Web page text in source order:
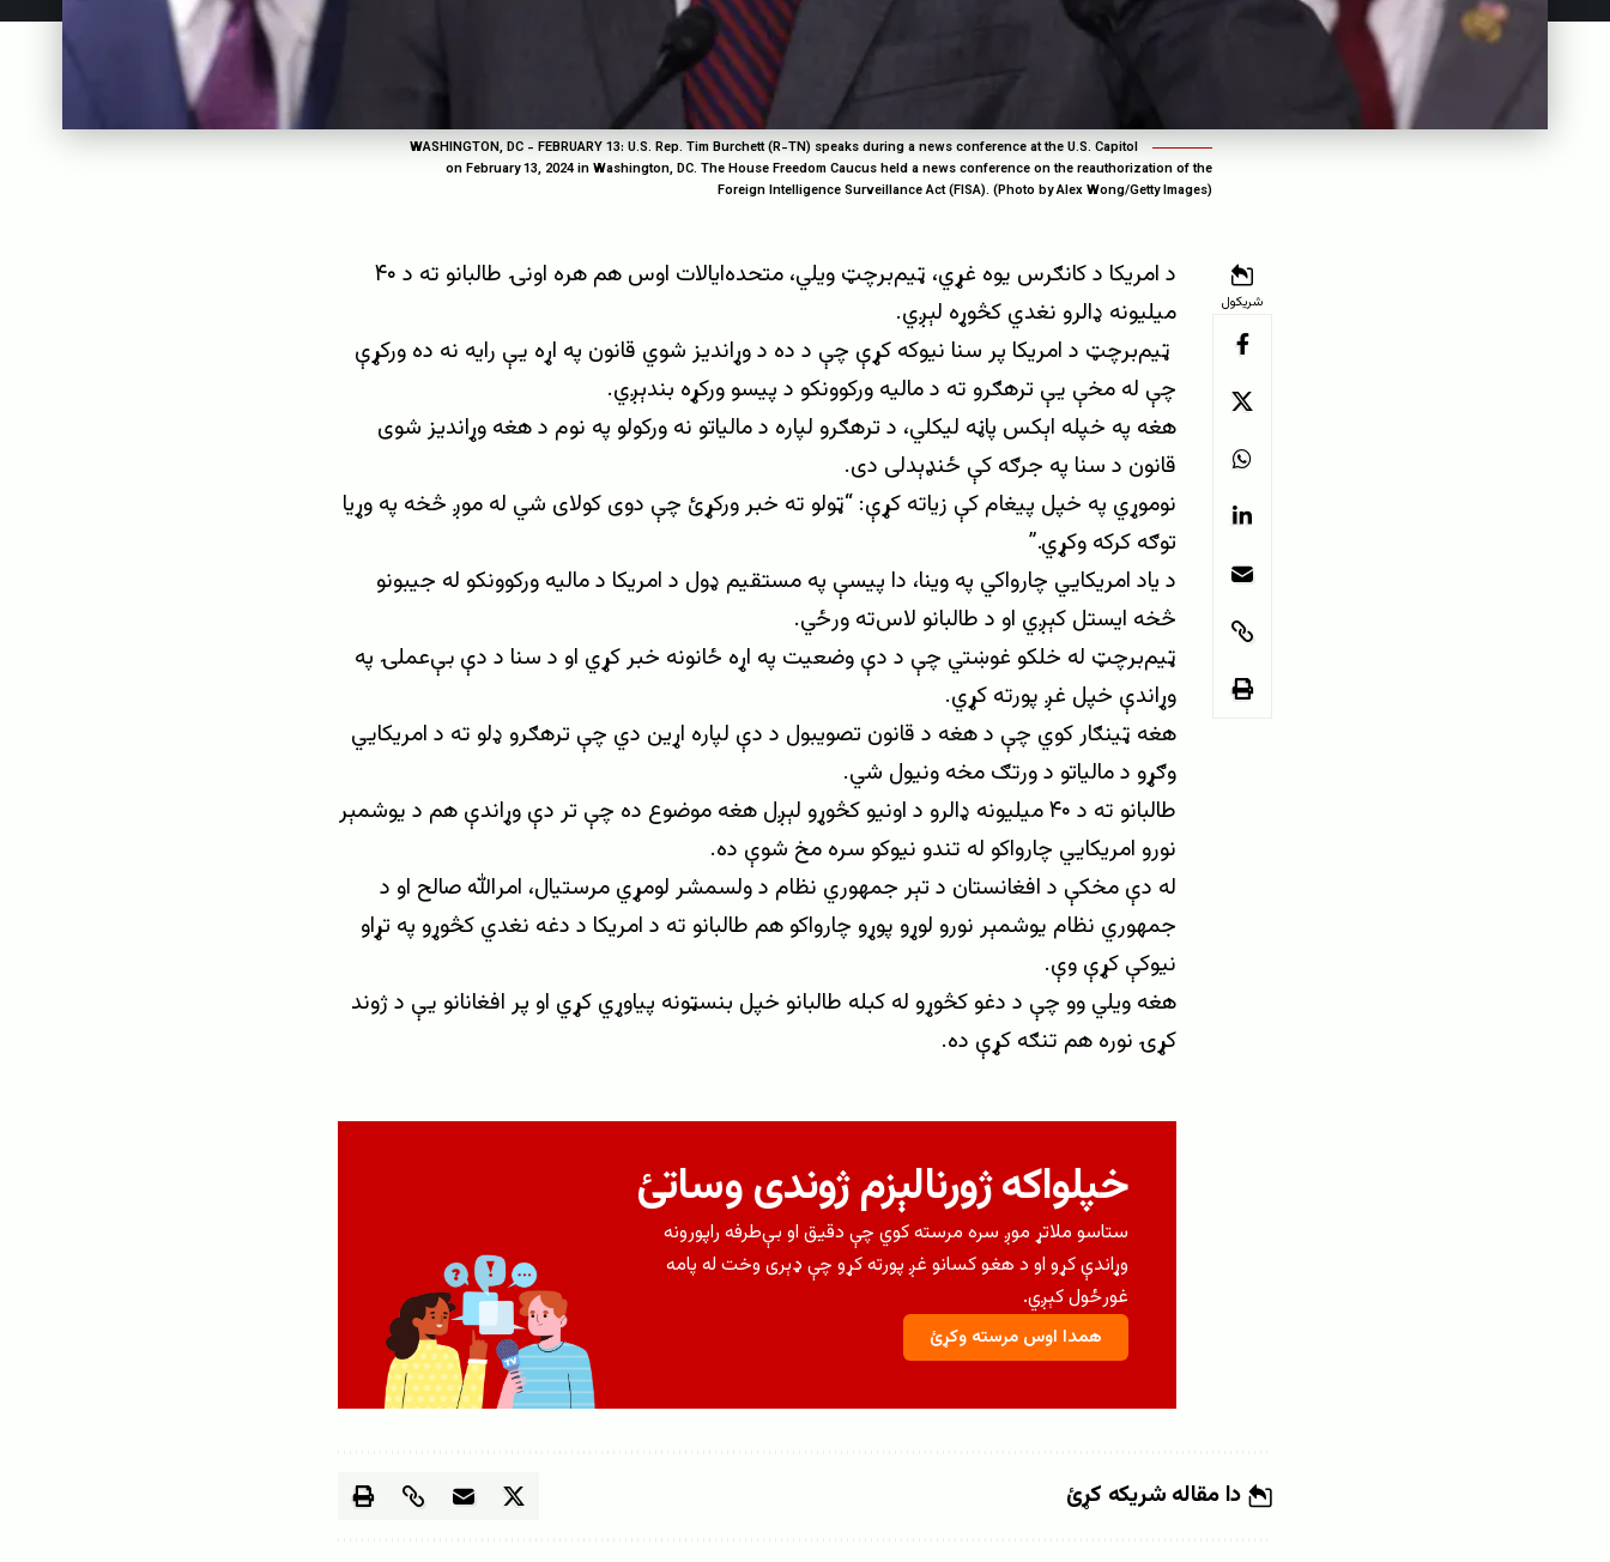
WASHINGTON, DC - FEBRUARY 13: U.S. Rep. Tim Burchett (R-TN) speaks during a news conference at the U.S. Capitol
on February 13, 2024 in Washington, DC. The House Freedom Caucus held a news conference on the reauthorization of the
Foreign Intelligence Surveillance Act (FISA). (Photo by Alex Wong/Getty Images)
شریکول
د امریکا د کانګرس یوه غړي، ټیم‌برچټ ویلي، متحده‌ایالات اوس هم هره اونۍ طالبانو ته د ۴۰
میلیونه ډالرو نغدي کڅوړه لېږي.
ټیم‌برچټ د امریکا پر سنا نیوکه کړې چې د ده د وړاندیز شوي قانون په اړه یې رایه نه ده ورکړې
چې له مخې یې ترهګرو ته د مالیه ورکوونکو د پیسو ورکړه بندېږي.
هغه په خپله اېکس پاڼه لیکلي، د ترهګرو لپاره د مالیاتو نه ورکولو په نوم د هغه وړاندیز شوی
قانون د سنا په جرګه کې ځنډېدلی دی.
نوموړي په خپل پیغام کې زیاته کړې: “ټولو ته خبر ورکړئ چې دوی کولای شي له موږ څخه په وړیا
توګه کرکه وکړي.”
د یاد امریکايي چارواکي په وینا، دا پیسې په مستقیم ډول د امریکا د مالیه ورکوونکو له جیبونو
څخه ایستل کېږي او د طالبانو لاس‌ته ورځي.
ټیم‌برچټ له خلکو غوښتي چې د دې وضعیت په اړه ځانونه خبر کړي او د سنا د دې بې‌عملۍ په
وړاندې خپل غږ پورته کړي.
هغه ټینګار کوي چې د هغه د قانون تصویبول د دې لپاره اړین دي چې ترهګرو ډلو ته د امریکایي
وګړو د مالیاتو د ورتګ مخه ونیول شي.
طالبانو ته د ۴۰ میلیونه ډالرو د اونیو کڅوړو لېږل هغه موضوع ده چې تر دې وړاندې هم د یوشمېر
نورو امریکایي چارواکو له تندو نیوکو سره مخ شوې ده.
له دې مخکې د افغانستان د تېر جمهوري نظام د ولسمشر لومړي مرستیال، امرالله صالح او د
جمهوري نظام یوشمېر نورو لوړو پوړو چارواکو هم طالبانو ته د امریکا د دغه نغدي کڅوړو په تړاو
نیوکې کړې وې.
هغه ویلي وو چې د دغو کڅوړو له کبله طالبانو خپل بنسټونه پیاوړي کړي او پر افغانانو یې د ژوند
کړۍ نوره هم تنګه کړې ده.
خپلواکه ژورنالېزم ژوندی وساتئ
ستاسو ملاتړ موږ سره مرسته کوي چې دقیق او بې‌طرفه راپورونه
وړاندې کړو او د هغو کسانو غږ پورته کړو چې ډېری وخت له پامه
غورځول کېږي.
همدا اوس مرسته وکړئ
دا مقاله شریکه کړئ